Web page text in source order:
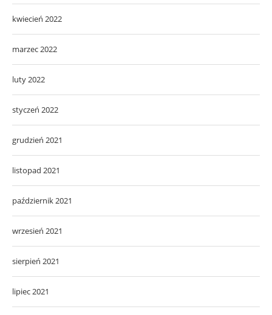
kwiecień 2022
marzec 2022
luty 2022
styczeń 2022
grudzień 2021
listopad 2021
październik 2021
wrzesień 2021
sierpień 2021
lipiec 2021